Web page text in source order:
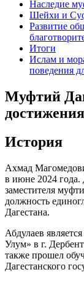
Наследие
Шейхи и
Развитие
Итоги
Ислам и
поведения
Муфтий
достижения
История
Ахмад
в июне 2024 года.
заместителя
должность
Дагестана.
Абдулаев
Улум» в г.
также прошел
Дагестанского